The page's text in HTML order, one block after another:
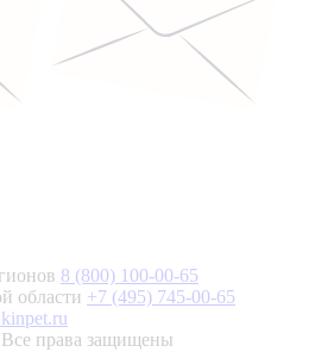
8 (800) 100-00-65
области +7 (495) 745-00-65
права защищены